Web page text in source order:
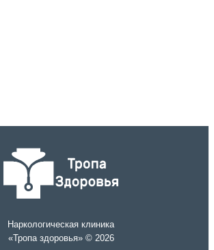
Наркологическая клиника
«Тропа здоровья» © 2026